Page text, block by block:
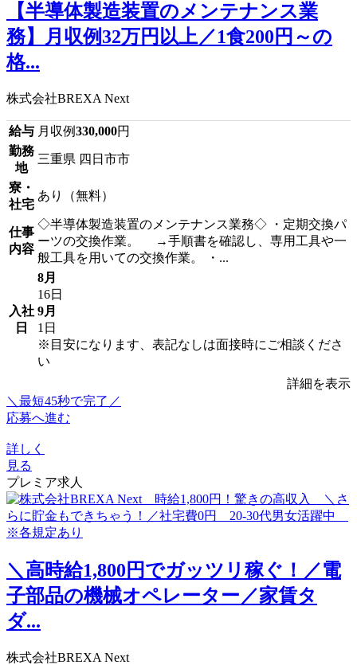
【半導体製造装置のメンテナンス業
務】月収例32万円以上／1食200円～の
格...
株式会社BREXA Next
給与 月収例330,000円
勤務
地
三重県 四日市市
寮・
社宅
あり（無料）
仕事
内容
◇半導体製造装置のメンテナンス業務◇ ・定期交換パ
ーツの交換作業。 →手順書を確認し、専用工具や一
般工具を用いての交換作業。 ・...
入社
日
8月
16日
9月
1日
※目安になります、表記なしは面接時にご相談くださ
い
詳細を表示
＼最短45秒で完了／
応募へ進む
詳しく
見る
プレミア求人
＼高時給1,800円でガッツリ稼ぐ！／電
子部品の機械オペレーター／家賃タ
ダ...
株式会社BREXA Next